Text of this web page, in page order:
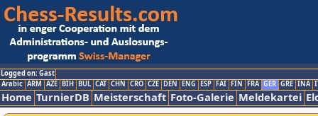
Logged on: Gast
Arabic ARM AZE BIH BUL CAT CHN CRO CZE DEN ENG ESP FAI FIN FRA GER GRE INA
Home TurnierDB Meisterschaft Foto-Galerie Meldekartei